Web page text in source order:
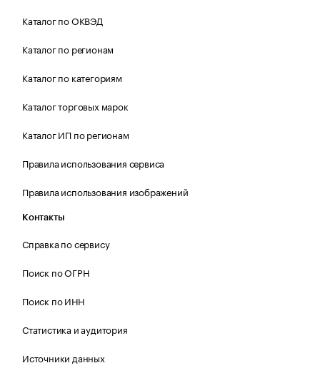
Каталог по ОКВЭД
Каталог по регионам
Каталог по категориям
Каталог торговых марок
Каталог ИП по регионам
Правила использования сервиса
Правила использования изображений
Контакты
Справка по сервису
Поиск по ОГРН
Поиск по ИНН
Статистика и аудитория
Источники данных